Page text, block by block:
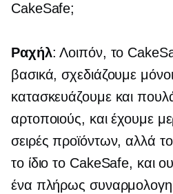
CakeSafe;
Ραχήλ: Λοιπόν, το
βασικά, σχεδιάζουμε
κατασκευάζουμε και
αρτοποιούς, και έχουμε
σειρές προϊόντων, αλλά το
το ίδιο το СakeSafe, και
ένα πλήρως